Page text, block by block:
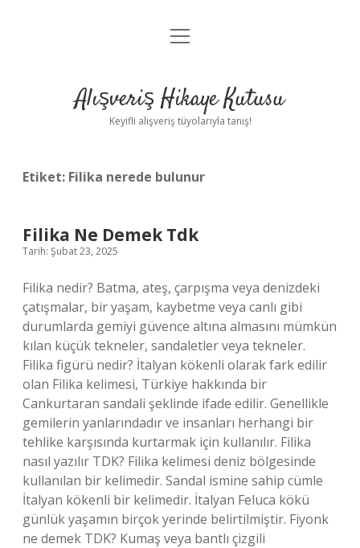
Anasayfa
Yasal Uyarı
menüyü
Alışveriş Hikaye Kutusu
Keyifli alışveriş tüyolarıyla tanış!
Etiket: Filika nerede bulunur
Filika Ne Demek Tdk
Tarih: Şubat 23, 2025
Filika nedir? Batma, ateş, çarpışma veya denizdeki
çatışmalar, bir yaşam, kaybetme veya canlı gibi
durumlarda gemiyi güvence altına almasını mümkün
kılan küçük tekneler, sandaletler veya tekneler.
Filika figürü nedir? İtalyan kökenli olarak fark edilir
olan Filika kelimesi, Türkiye hakkında bir
Cankurtaran sandali şeklinde ifade edilir. Genellikle
gemilerin yanlarındadır ve insanları herhangi bir
tehlike karşısında kurtarmak için kullanılır. Filika
nasıl yazılır TDK? Filika kelimesi deniz bölgesinde
kullanılan bir kelimedir. Sandal ismine sahip cümle
İtalyan kökenli bir kelimedir. İtalyan Feluca kökü
günlük yaşamın birçok yerinde belirtilmiştir. Fiyonk
ne demek TDK? Kumaş veya bantlı çizgili